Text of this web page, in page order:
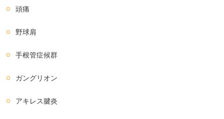
頭痛
野球肩
手根管症候群
ガングリオン
アキレス腱炎